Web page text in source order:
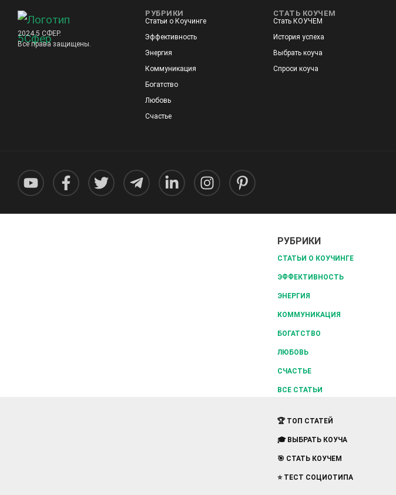
2024 5 СФЕР.
Все права защищены.
РУБРИКИ
Статьи о Коучинге
Эффективность
Энергия
Коммуникация
Богатство
Любовь
Счастье
СТАТЬ КОУЧЕМ
Стать КОУЧЕМ
История успеха
Выбрать коуча
Спроси коуча
РУБРИКИ
СТАТЬИ О КОУЧИНГЕ
ЭФФЕКТИВНОСТЬ
ЭНЕРГИЯ
КОММУНИКАЦИЯ
БОГАТСТВО
ЛЮБОВЬ
СЧАСТЬЕ
ВСЕ СТАТЬИ
🏆 ТОП СТАТЕЙ
🎓 ВЫБРАТЬ КОУЧА
🎯 СТАТЬ КОУЧЕМ
⭐ ТЕСТ СОЦИОТИПА